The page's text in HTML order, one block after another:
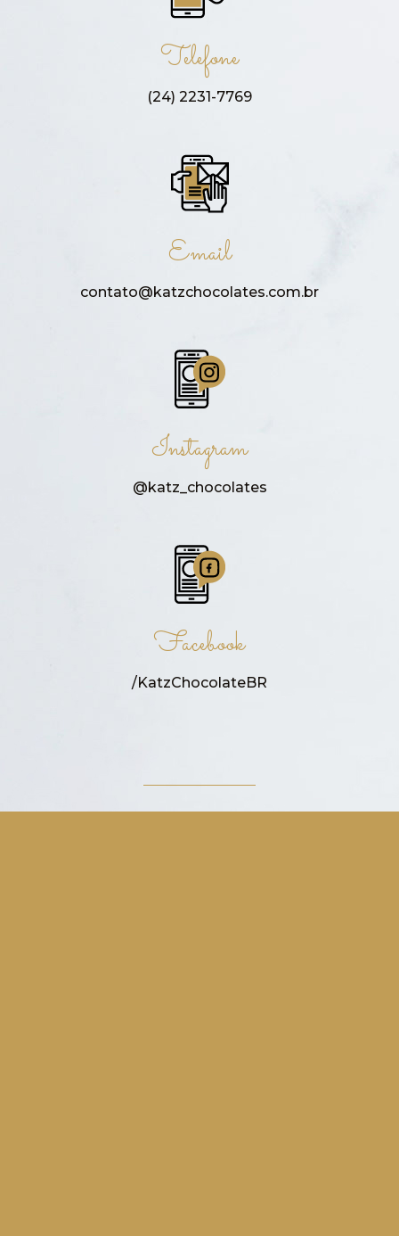
Telefone
(24) 2231-7769
Email
contato@katzchocolates.com.br
Instagram
@katz_chocolates
Facebook
/KatzChocolateBR